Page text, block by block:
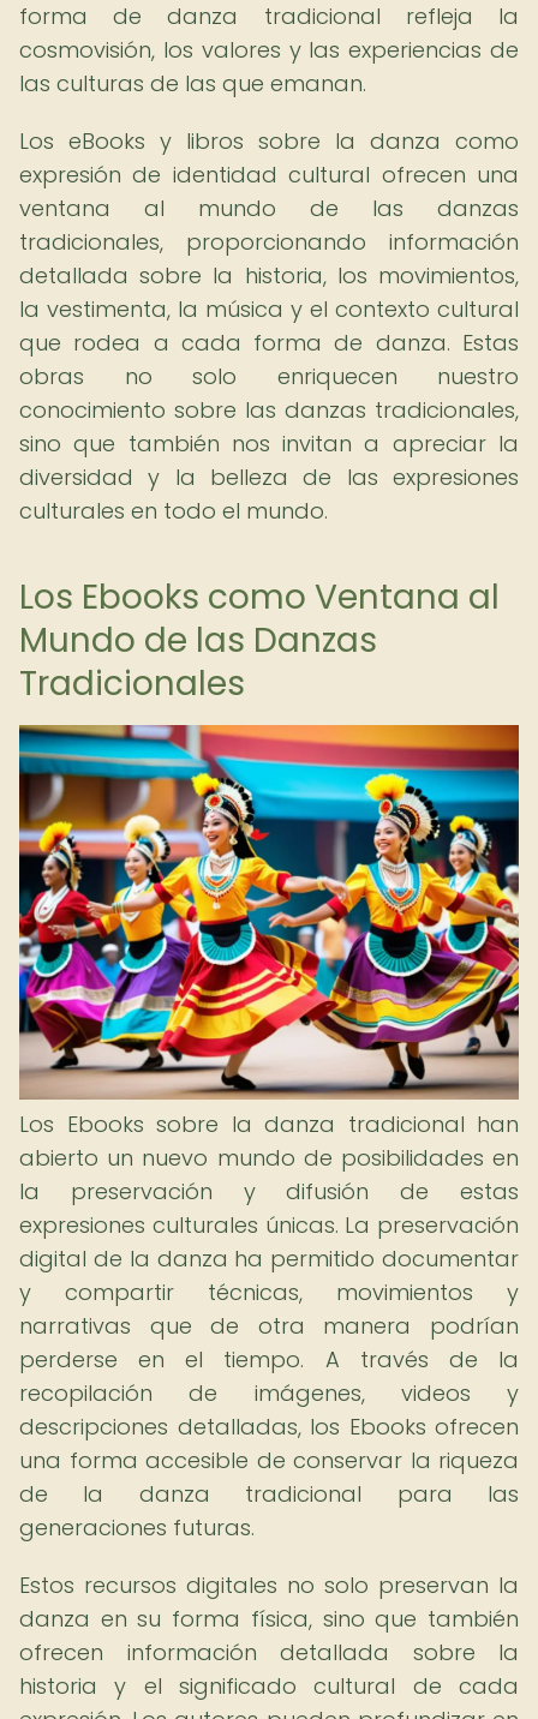
forma de danza tradicional refleja la
cosmovisión, los valores y las experiencias de
las culturas de las que emanan.
Los eBooks y libros sobre la danza como
expresión de identidad cultural ofrecen una
ventana al mundo de las danzas
tradicionales, proporcionando información
detallada sobre la historia, los movimientos,
la vestimenta, la música y el contexto cultural
que rodea a cada forma de danza. Estas
obras no solo enriquecen nuestro
conocimiento sobre las danzas tradicionales,
sino que también nos invitan a apreciar la
diversidad y la belleza de las expresiones
culturales en todo el mundo.
Los Ebooks como Ventana al
Mundo de las Danzas
Tradicionales
Los Ebooks sobre la danza tradicional han
abierto un nuevo mundo de posibilidades en
la preservación y difusión de estas
expresiones culturales únicas. La preservación
digital de la danza ha permitido documentar
y compartir técnicas, movimientos y
narrativas que de otra manera podrían
perderse en el tiempo. A través de la
recopilación de imágenes, videos y
descripciones detalladas, los Ebooks ofrecen
una forma accesible de conservar la riqueza
de la danza tradicional para las
generaciones futuras.
Estos recursos digitales no solo preservan la
danza en su forma física, sino que también
ofrecen información detallada sobre la
historia y el significado cultural de cada